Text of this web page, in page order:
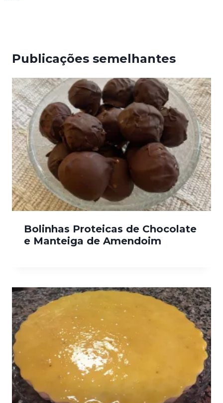
Publicações semelhantes
Bolinhas Proteicas de Chocolate
e Manteiga de Amendoim